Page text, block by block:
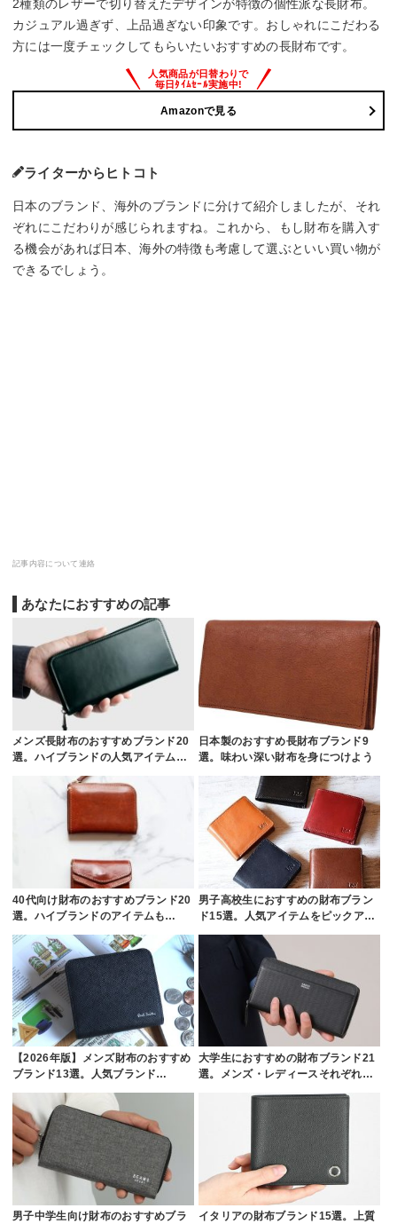
2種類のレザーで切り替えたデザインが特徴の個性派な長財布。
カジュアル過ぎず、上品過ぎない印象です。おしゃれにこだわる
方には一度チェックしてもらいたいおすすめの長財布です。
Amazonで見る
ライターからヒトコト
日本のブランド、海外のブランドに分けて紹介しましたが、それ
ぞれにこだわりが感じられますね。これから、もし財布を購入す
る機会があれば日本、海外の特徴も考慮して選ぶといい買い物が
できるでしょう。
記事内容について連絡
あなたにおすすめの記事
メンズ長財布のおすすめブランド20
選。ハイブランドの人気アイテム…
日本製のおすすめ長財布ブランド9
選。味わい深い財布を身につけよう
40代向け財布のおすすめブランド20
選。ハイブランドのアイテムも…
男子高校生におすすめの財布ブラン
ド15選。人気アイテムをピックア…
【2026年版】メンズ財布のおすすめ
ブランド13選。人気ブランド…
大学生におすすめの財布ブランド21
選。メンズ・レディースそれぞれ…
男子中学生向け財布のおすすめブラ
イタリアの財布ブランド15選。上質